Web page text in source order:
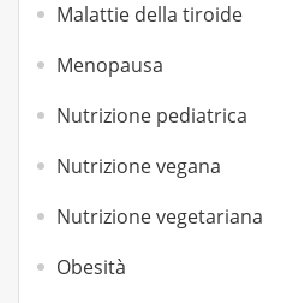
Malattie della tiroide
Menopausa
Nutrizione pediatrica
Nutrizione vegana
Nutrizione vegetariana
Obesità